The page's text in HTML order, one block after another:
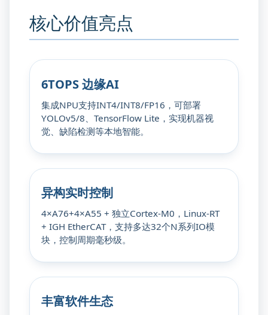
核心价值亮点
6TOPS 边缘AI
集成NPU支持INT4/INT8/FP16，可部署
YOLOv5/8、TensorFlow Lite，实现机器视
觉、缺陷检测等本地智能。
异构实时控制
4×A76+4×A55 + 独立Cortex-M0，Linux-RT
+ IGH EtherCAT，支持多达32个N系列IO模
块，控制周期毫秒级。
丰富软件生态